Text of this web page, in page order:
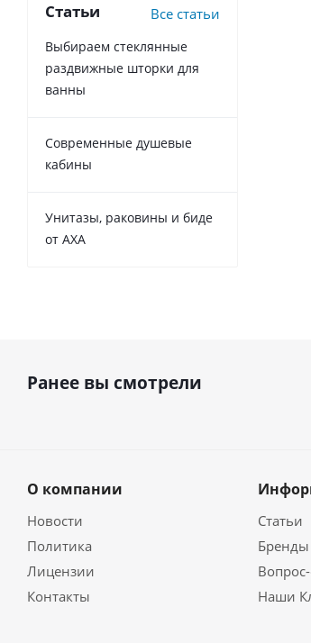
Статьи Все статьи
Выбираем стеклянные
раздвижные шторки для
ванны
Современные душевые
кабины
Унитазы, раковины и биде
от AXA
Ранее вы смотрели
О компании
Новости
Политика
Лицензии
Контакты
Статьи
Бренды
Наши